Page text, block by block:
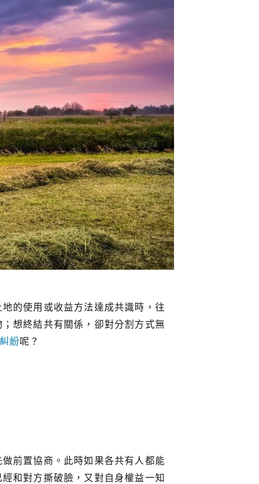
的使用或收益方法達成共識時，往
想終結共有關係，卻對分割方式無
紛呢？
前置協商。此時如果各共有人都能
和對方撕破臉，又對自身權益一知